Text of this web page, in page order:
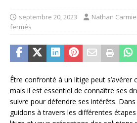
septembre 20, 2023 Nathan
fermés
Être confronté à un litige peut s’avérer
mais il est essentiel de connaître ses
suivre pour défendre ses intérêts.
guidons à travers les différentes